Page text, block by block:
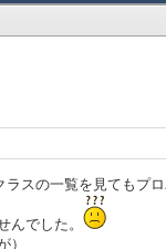
スの一覧を見てもプ
んでした。
）